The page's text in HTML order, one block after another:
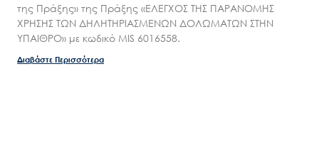
της Πράξης» της Πράξης «ΕΛΕΓΧΟΣ ΤΗΣ ΠΑΡΑΝΟΜΗΣ
ΧΡΗΣΗΣ ΤΩΝ ΔΗΛΗΤΗΡΙΑΣΜΕΝΩΝ ΔΟΛΩΜΑΤΩΝ ΣΤΗΝ
ΥΠΑΙΘΡΟ» με κωδικό MIS 6016558.
Διαβάστε Περισσότερα